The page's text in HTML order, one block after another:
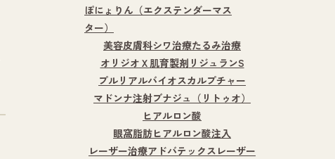
ぽにょりん（エクステンダーマス
ター）
美容皮膚科シワ治療たるみ治療
オリジオＸ肌育製剤 リジュランS
プルリアルバイオスカルプチャー
マドンナ注射ブナジュ（リトゥオ）
ヒアルロン酸
眼窩脂肪ヒアルロン酸注入
レーザー治療アドバテックスレーザー